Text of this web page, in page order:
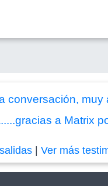
conversación,
a Matrix
|Ver más